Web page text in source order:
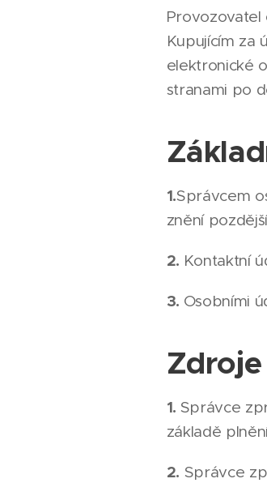
Provozovatel
Kupujícím za
elektronické
stranami po
1.Správcem
znění
2. Kontaktní
3. Osobními
1. Správce
základě
2. Správce